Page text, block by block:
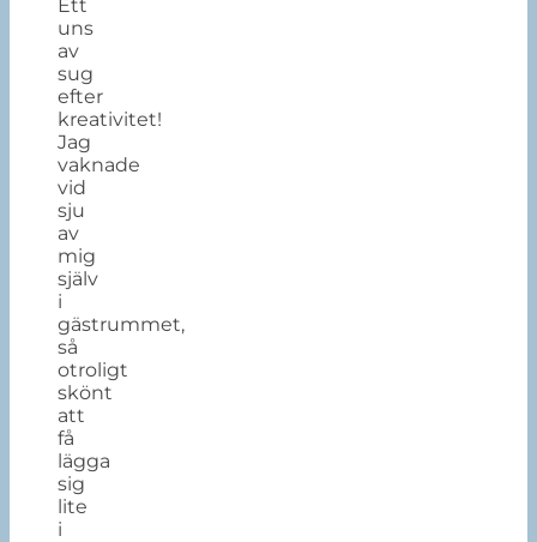
Ett
uns
av
sug
efter
kreativitet!
Jag
vaknade
vid
sju
av
mig
själv
i
gästrummet,
så
otroligt
skönt
att
få
lägga
sig
lite
i